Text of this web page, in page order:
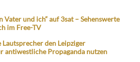
Vater und ich“ auf 3sat – Sehenswerte
im Free-TV
den Leipziger
antiwestliche Propaganda nutzen